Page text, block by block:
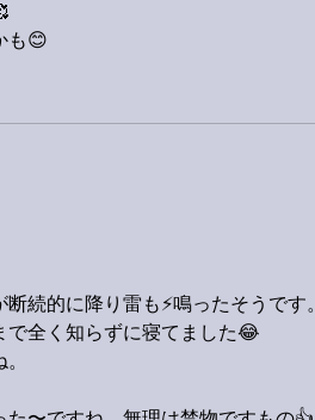
も😊
続的に降り雷も⚡️鳴ったそうです。
全く知らずに寝てました😂